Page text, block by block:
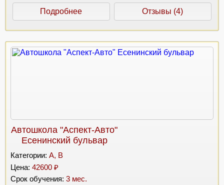
Подробнее Отзывы (4)
Автошкола "Аспект-Авто"
Есенинский бульвар
Категории: A, B
Цена: 42600 ₽
Срок обучения: 3 мес.